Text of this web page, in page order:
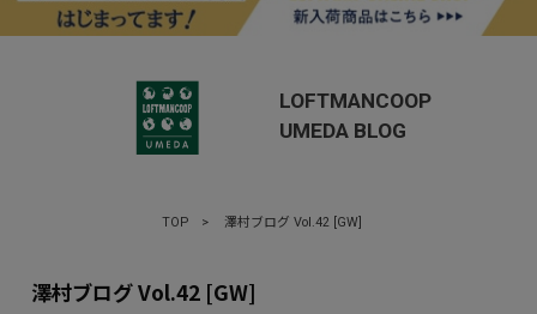
LOFTMANCOOP
UMEDABLOG
TOP > 澤村ブログ Vol.42 [GW]
澤村ブログ Vol.42 [GW]